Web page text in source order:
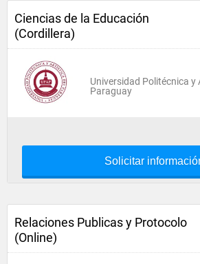
Ciencias de la Educación
(Cordillera)
Universidad Politécnica y
Paraguay
Solicitar
Relaciones Publicas y Protocolo
(Online)